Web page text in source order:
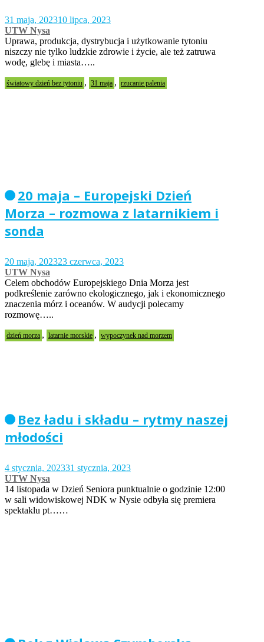
31 maja, 202310 lipca, 2023
UTW Nysa
Uprawa, produkcja, dystrybucja i użytkowanie tytoniu
niszczy nie tylko ludzkie zdrowie i życie, ale też zatruwa
wodę, glebę i miasta…..
światowy dzień bez tytoniu , 31 maja , rzucanie palenia
20 maja – Europejski Dzień
Morza – rozmowa z latarnikiem i
sonda
20 maja, 202323 czerwca, 2023
UTW Nysa
Celem obchodów Europejskiego Dnia Morza jest
podkreślenie zarówno ekologicznego, jak i ekonomicznego
znaczenia mórz i oceanów. W audycji polecamy
rozmowę…..
dzień morza , latarnie morskie , wypoczynek nad morzem
Bez ładu i składu – rytmy naszej
młodości
4 stycznia, 202331 stycznia, 2023
UTW Nysa
14 listopada w Dzień Seniora punktualnie o godzinie 12:00
w sali widowiskowej NDK w Nysie odbyła się premiera
spektaklu pt……